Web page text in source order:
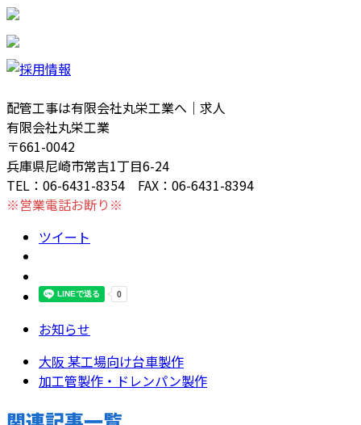
配管工事は有限会社丸栄工業へ｜求人
有限会社丸栄工業
〒661-0042
兵庫県尼崎市常吉1丁目6-24
TEL：06-6431-8354 FAX：06-6431-8394
※営業電話お断り※
ツイート
お知らせ
大阪 某工場向け台車製作
加工管製作・ドレンパン製作